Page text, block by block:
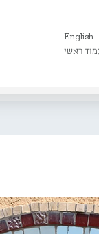
English
ראשי